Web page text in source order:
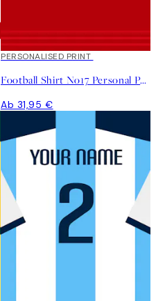
PERSONALISED PRINT
Football Shirt No17 Personal Poster
Ab 31,95 €